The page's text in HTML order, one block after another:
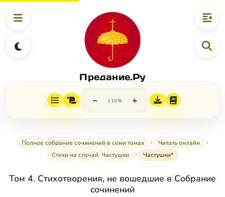
Предание.Ру
− 110% +
Полное собрание сочинений в семи томах
Читать онлайн
Стихи на случай. Частушки
Частушки*
Том 4. Стихотворения, не вошедшие в Собрание
сочинений